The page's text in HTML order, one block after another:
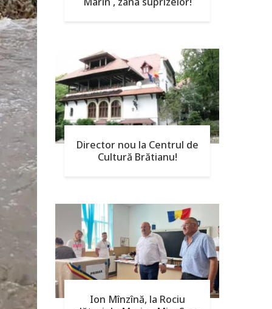
Director nou la Centrul de
Cultură Brătianu!
Ion Mînzînă, la Rociu